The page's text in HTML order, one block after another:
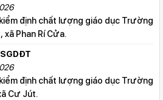
định chất lượng giáo dục Trường
xã Phan Rí Cửa.
định chất lượng giáo dục Trường
Cư Jút.